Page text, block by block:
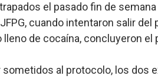
y Transformación Social al
se forman como agentes
“Compromiso Ambiental 2.0”
el pasado fin de
cuando intentaron salir del
lleno de cocaína, concluyeron
al protocolo, los dos